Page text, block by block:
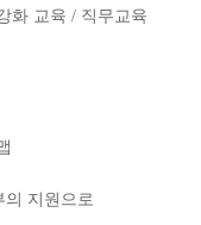
화 교육 / 직무교육
의 지원으로